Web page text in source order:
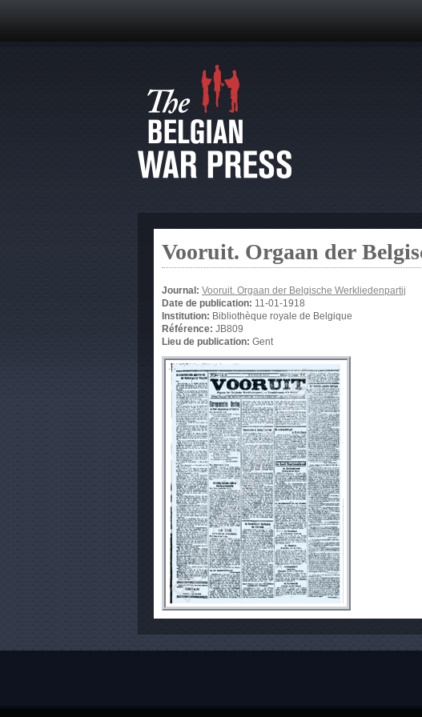
Vooruit. Orgaan der
Journal: Vooruit. Orgaan der Belgische Werkliedenpartij
Date de publication: 11-01-1918
Institution: Bibliothèque royale de Belgique
Référence: JB809
Lieu de publication: Gent